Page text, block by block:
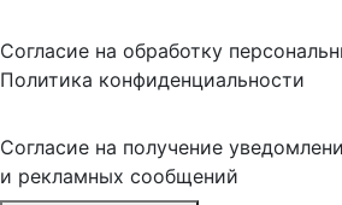
Согласие на обработку
Политика конфиденциальности
Согласие на получение
и рекламных сообщений